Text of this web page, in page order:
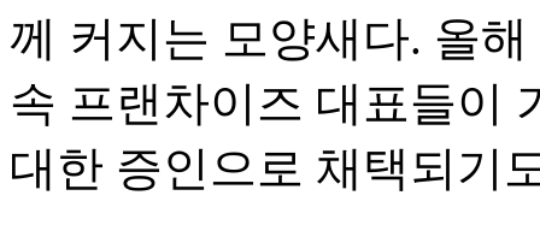
께 커지는 모양새다. 올
속 프랜차이즈 대표들이
대한 증인으로 채택되기